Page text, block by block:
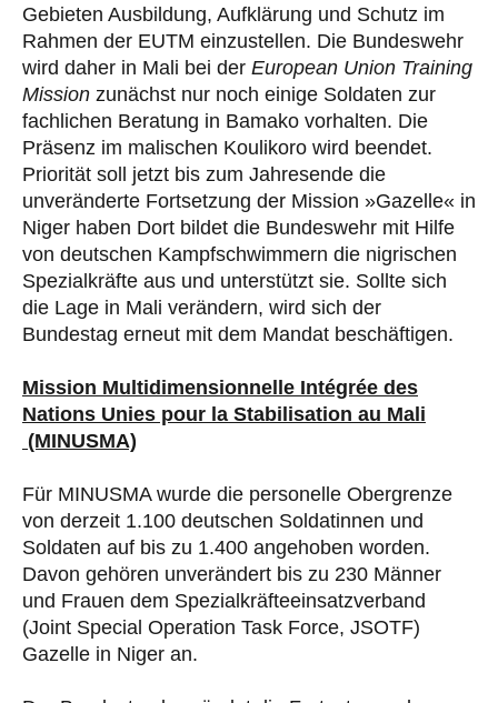
Gebieten Ausbildung, Aufklärung und Schutz im
Rahmen der EUTM einzustellen. Die Bundeswehr
wird daher in Mali bei der European Union Training
Mission zunächst nur noch einige Soldaten zur
fachlichen Beratung in Bamako vorhalten. Die
Präsenz im malischen Koulikoro wird beendet.
Priorität soll jetzt bis zum Jahresende die
unveränderte Fortsetzung der Mission »Gazelle« in
Niger haben Dort bildet die Bundeswehr mit Hilfe
von deutschen Kampfschwimmern die nigrischen
Spezialkräfte aus und unterstützt sie. Sollte sich
die Lage in Mali verändern, wird sich der
Bundestag erneut mit dem Mandat beschäftigen.
Mission Multidimensionnelle Intégrée des
Nations Unies pour la Stabilisation au Mali
(MINUSMA)
Für MINUSMA wurde die personelle Obergrenze
von derzeit 1.100 deutschen Soldatinnen und
Soldaten auf bis zu 1.400 angehoben worden.
Davon gehören unverändert bis zu 230 Männer
und Frauen dem Spezialkräfteeinsatzverband
(Joint Special Operation Task Force, JSOTF)
Gazelle in Niger an.